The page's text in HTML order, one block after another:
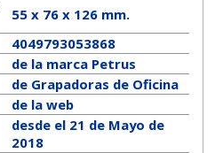
55x 76x 126mm.
4049793053868
de la marca Petrus
de Grapadoras de Oficina
de la web
desde el 21 de Mayo de
2018